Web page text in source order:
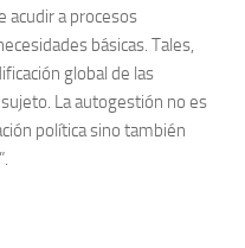
acudir a procesos
básicas. Tales,
global de las
La autogestión no es
política sino también